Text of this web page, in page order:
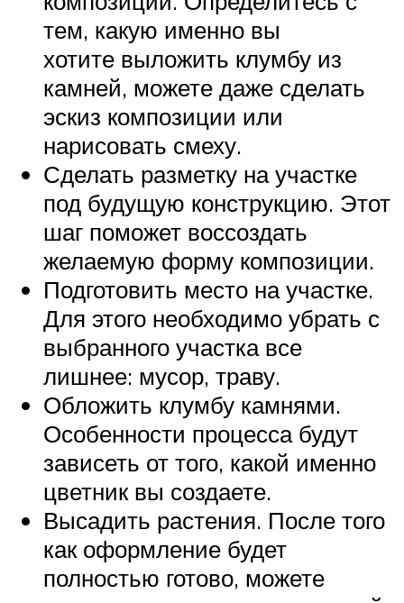
тем, какую именно вы
хотите выложить клумбу из
камней, можете даже сделать
эскиз композиции или
нарисовать смеху.
Сделать разметку на участке
под будущую конструкцию. Этот
шаг поможет воссоздать
желаемую форму композиции.
Подготовить место на участке.
Для этого необходимо убрать с
выбранного участка все
лишнее: мусор, траву.
Обложить клумбу камнями.
Особенности процесса будут
зависеть от того, какой именно
цветник вы создаете.
Высадить растения. После того
как оформление будет
полностью готово, можете